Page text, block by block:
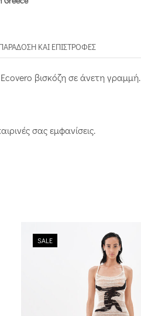
ΚΑΙ ΕΠΙΣΤΡΟΦΈΣ
βισκόζη σε άνετη γραμμή.
σας εμφανίσεις.
SALE